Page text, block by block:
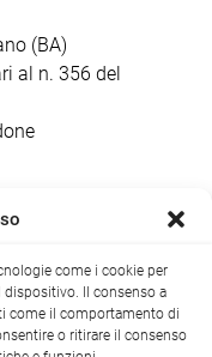
(BA)
al n. 356 del
Contatti|
come i cookie per
Il consenso a
come il comportamento di
o ritirare il consenso